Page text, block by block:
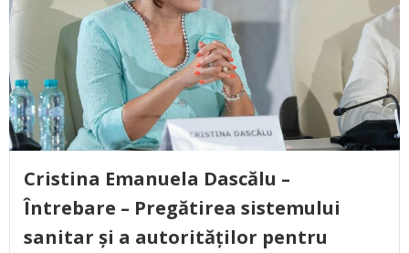
Cristina Emanuela Dascălu –
Întrebare – Pregătirea sistemului
sanitar și a autorităților pentru